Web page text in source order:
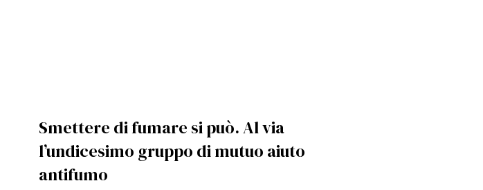
Smettere di fumare si può. Al via
l’undicesimo gruppo di mutuo aiuto
antifumo